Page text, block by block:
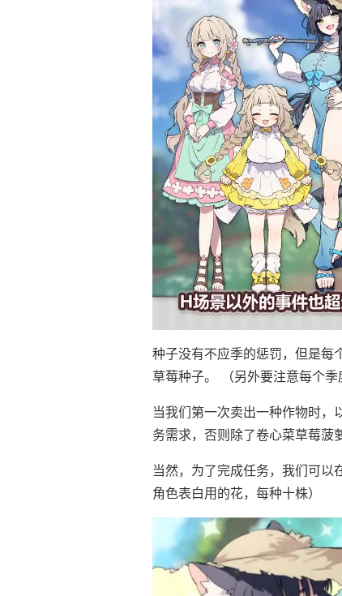
种子没有不应季的惩罚，但是每
草莓种子。 （另外要注意每个季
当我们第一次卖出一种作物时，
务需求，否则除了卷心菜草莓菠
当然，为了完成任务，我们可
角色表白用的花，每种十株）